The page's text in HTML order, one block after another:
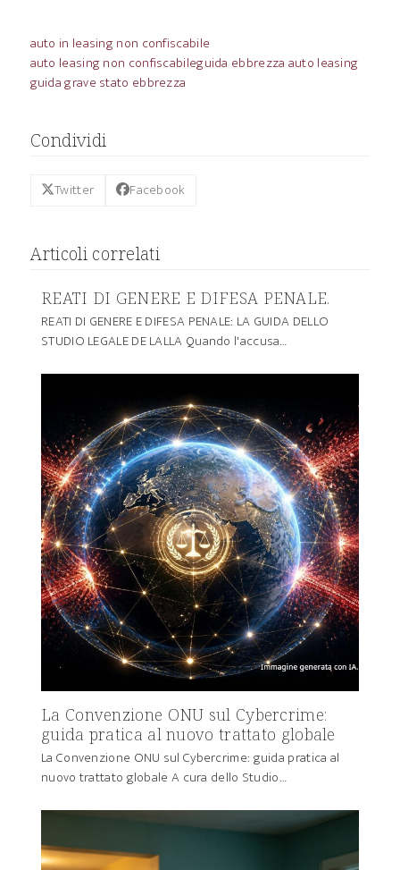
auto in leasing non confiscabile
auto leasing non confiscabileguida ebbrezza auto leasing
guida grave stato ebbrezza
Condividi
Twitter Facebook
Articoli correlati
REATI DI GENERE E DIFESA PENALE.
REATI DI GENERE E DIFESA PENALE: LA GUIDA DELLO
STUDIO LEGALE DE LALLA Quando l'accusa…
La Convenzione ONU sul Cybercrime:
guida pratica al nuovo trattato globale
La Convenzione ONU sul Cybercrime: guida pratica al
nuovo trattato globale A cura dello Studio…